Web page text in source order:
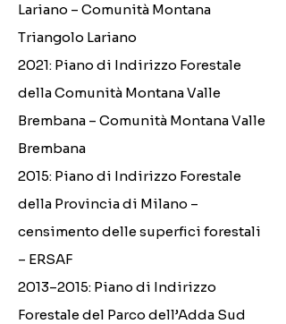
Lariano – Comunità Montana
Triangolo Lariano
2021: Piano di Indirizzo Forestale
della Comunità Montana Valle
Brembana – Comunità Montana Valle
Brembana
2015: Piano di Indirizzo Forestale
della Provincia di Milano –
censimento delle superfici forestali
– ERSAF
2013–2015: Piano di Indirizzo
Forestale del Parco dell’Adda Sud